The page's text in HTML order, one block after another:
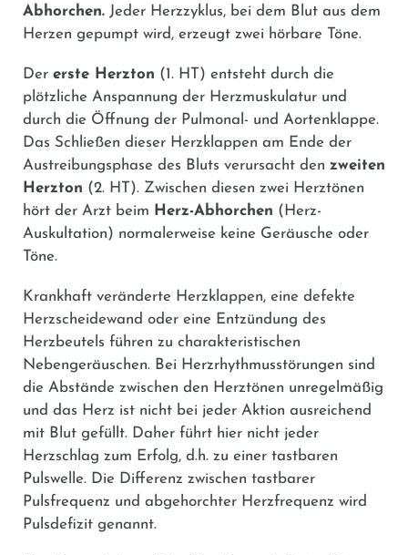
Abhorchen. Jeder Herzzyklus, bei dem Blut aus dem
Herzen gepumpt wird, erzeugt zwei hörbare Töne.
Der erste Herzton (1. HT) entsteht durch die
plötzliche Anspannung der Herzmuskulatur und
durch die Öffnung der Pulmonal- und Aortenklappe.
Das Schließen dieser Herzklappen am Ende der
Austreibungsphase des Bluts verursacht den zweiten
Herzton (2. HT). Zwischen diesen zwei Herztönen
hört der Arzt beim Herz-Abhorchen (Herz-
Auskultation) normalerweise keine Geräusche oder
Töne.
Krankhaft veränderte Herzklappen, eine defekte
Herzscheidewand oder eine Entzündung des
Herzbeutels führen zu charakteristischen
Nebengeräuschen. Bei Herzrhythmusstörungen sind
die Abstände zwischen den Herztönen unregelmäßig
und das Herz ist nicht bei jeder Aktion ausreichend
mit Blut gefüllt. Daher führt hier nicht jeder
Herzschlag zum Erfolg, d.h. zu einer tastbaren
Pulswelle. Die Differenz zwischen tastbarer
Pulsfrequenz und abgehorchter Herzfrequenz wird
Pulsdefizit genannt.